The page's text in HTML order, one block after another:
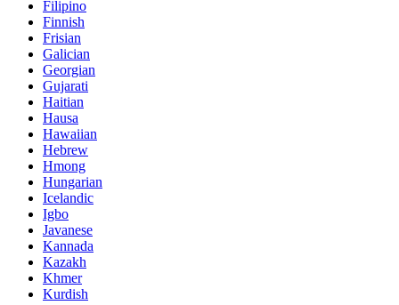
Filipino
Finnish
Frisian
Galician
Georgian
Gujarati
Haitian
Hausa
Hawaiian
Hebrew
Hmong
Hungarian
Icelandic
Igbo
Javanese
Kannada
Kazakh
Khmer
Kurdish